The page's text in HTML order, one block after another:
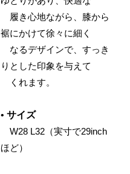
履き心地ながら、膝から
裾にかけて徐々に細く
なるデザインで、すっき
りとした印象を与えて
くれます。
• サイズ
W28 L32（実寸で29inch
ほど）